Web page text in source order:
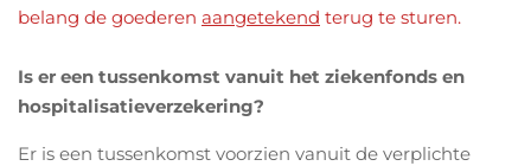
belang de goederen aangetekend terug te sturen.
Is er een tussenkomst vanuit het ziekenfonds en
hospitalisatieverzekering?
Er is een tussenkomst voorzien vanuit de verplichte